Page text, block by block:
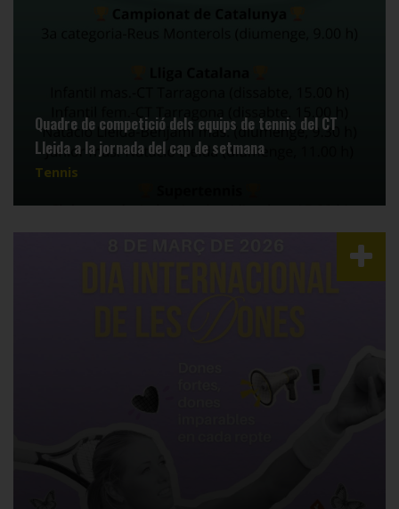
Quadre de competició dels equips de tennis del CT
Lleida a la jornada del cap de setmana
Tennis